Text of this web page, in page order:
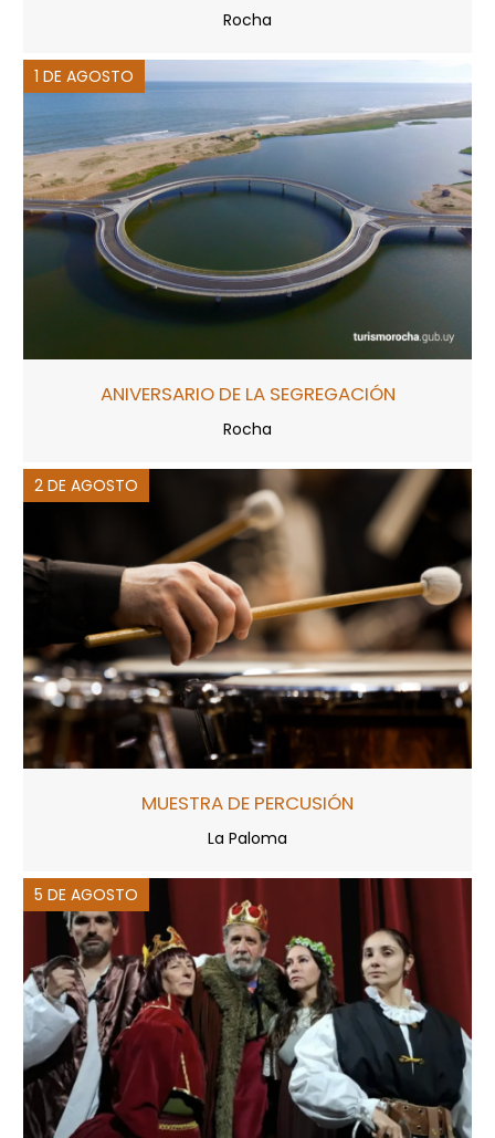
Rocha
1 DE AGOSTO
ANIVERSARIO DE LA SEGREGACIÓN
Rocha
2 DE AGOSTO
MUESTRA DE PERCUSIÓN
La Paloma
5 DE AGOSTO